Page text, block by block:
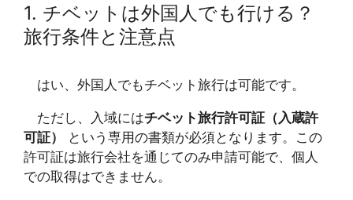
1. チベットは外国人でも行ける？
旅行条件と注意点
はい、外国人でもチベット旅行は可能です。
ただし、入域にはチベット旅行許可証（入蔵許
可証）
という専用の書類が必須となります。この
許可証は旅行会社を通じてのみ申請可能で、個人
での取得はできません。